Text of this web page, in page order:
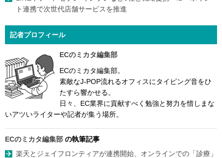
ト連携で次世代店舗サービスを推進
記者プロフィール
ECのミカタ編集部
ECのミカタ編集部。
素敵なJ-POP流れるオフィスにタイピング音をひ
たすら響かせる。
日々、EC業界に貢献すべく勉強と努力を惜しまな
いアツいライターや記者が集う場所。
ECのミカタ編集部 の執筆記事
楽天とジェイフロンティアが連携開始、オンラインでの「診療」